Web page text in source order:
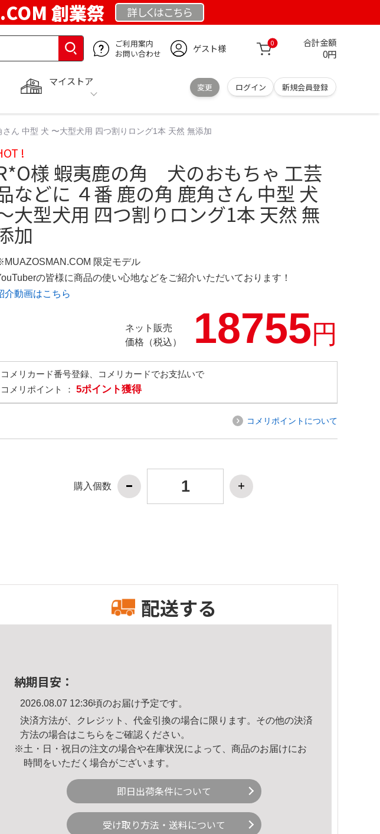
創業祭 詳しくはこちら
ご利用案内
お問い合わせ
ゲスト様 0 合計金額
0円
マイストア
変更 ログイン 新規会員登録
ん 中型 犬 〜大型犬用 四つ割りロング1本 天然 無添加
!
様 蝦夷鹿の角 犬のおもちゃ 工芸
などに ４番 鹿の角 鹿角さん 中型 犬
大型犬用 四つ割りロング1本 天然 無
加
限定モデル
の皆様に商品の使い心地などをご紹介いただいております！
介動画はこちら
ネット販売
価格（税込）
18755円
コメリカード番号登録、コメリカードでお支払いで
コメリポイント ： 5ポイント獲得
コメリポイントについて
購入個数
配送する
納期目安：
2026.08.07 12:36頃のお届け予定です。
決済方法が、クレジット、代金引換の場合に限ります。その他の決済
方法の場合はこちら をご確認ください。
※土・日・祝日の注文の場合や在庫状況によって、商品のお届けにお
時間をいただく場合がございます。
即日出荷条件について
受け取り方法・送料について